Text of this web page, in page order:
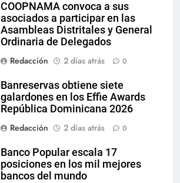
COOPNAMA convoca a sus
asociados a participar en las
Asambleas Distritales y General
Ordinaria de Delegados
Redacción
2 días atrás 0
Banreservas obtiene siete
galardones en los Effie Awards
República Dominicana 2026
Redacción
2 días atrás 0
Banco Popular escala 17
posiciones en los mil mejores
bancos del mundo